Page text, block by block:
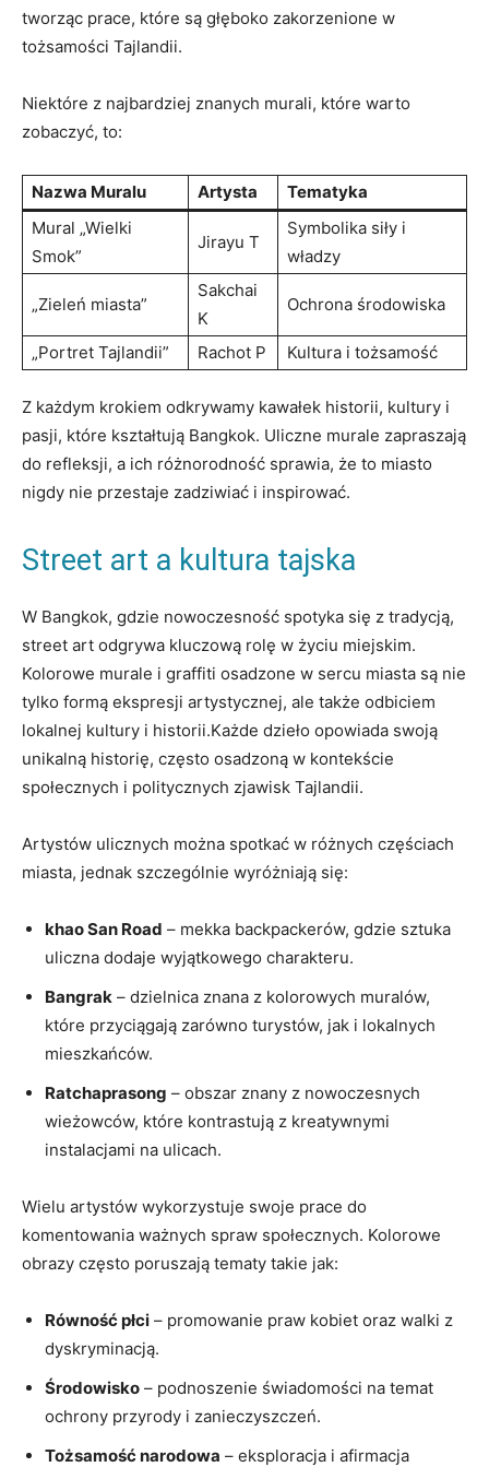
tworząc prace, które są głęboko zakorzenione w
tożsamości Tajlandii.
Niektóre z najbardziej znanych murali, które warto
zobaczyć, to:
Nazwa Muralu Artysta
Tematyka
Mural „Wielki
Smok”
Jirayu T
Symbolika siły i
władzy
„Zieleń miasta”
Sakchai
K
Ochrona środowiska
„Portret Tajlandii” Rachot P Kultura i tożsamość
Z każdym krokiem odkrywamy kawałek historii, kultury i
pasji, które kształtują Bangkok. Uliczne murale zapraszają
do refleksji, a ich różnorodność sprawia, że to miasto
nigdy nie przestaje zadziwiać i inspirować.
Street art a kultura tajska
W Bangkok, gdzie nowoczesność spotyka się z tradycją,
street art odgrywa kluczową rolę w życiu miejskim.
Kolorowe murale i graffiti osadzone w sercu miasta są nie
tylko formą ekspresji artystycznej, ale także odbiciem
lokalnej kultury i historii.Każde dzieło opowiada swoją
unikalną historię, często osadzoną w kontekście
społecznych i politycznych zjawisk Tajlandii.
Artystów ulicznych można spotkać w różnych częściach
miasta, jednak szczególnie wyróżniają się:
khao San Road – mekka backpackerów, gdzie sztuka
uliczna dodaje wyjątkowego charakteru.
Bangrak – dzielnica znana z kolorowych muralów,
które przyciągają zarówno turystów, jak i lokalnych
mieszkańców.
Ratchaprasong – obszar znany z nowoczesnych
wieżowców, które kontrastują z kreatywnymi
instalacjami na ulicach.
Wielu artystów wykorzystuje swoje prace do
komentowania ważnych spraw społecznych. Kolorowe
obrazy często poruszają tematy takie jak:
Równość płci – promowanie praw kobiet oraz walki z
dyskryminacją.
Środowisko – podnoszenie świadomości na temat
ochrony przyrody i zanieczyszczeń.
Tożsamość narodowa – eksploracja i afirmacja